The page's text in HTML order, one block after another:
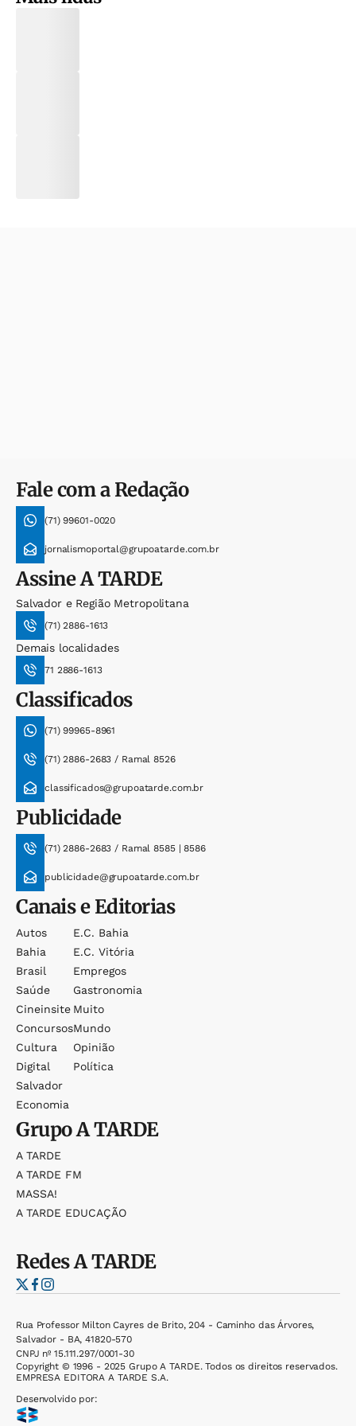
Fale com a Redação
(71) 99601-0020
jornalismoportal@grupoatarde.com.br
AssineA TARDE
Salvador e Região Metropolitana
(71) 2886-1613
Demais localidades
71 2886-1613
Classificados
(71) 99965-8961
(71) 2886-2683 / Ramal 8526
classificados@grupoatarde.com.br
Publicidade
(71) 2886-2683 / Ramal 8585 | 8586
publicidade@grupoatarde.com.br
Canais e Editorias
Autos
Bahia
Brasil
Saúde
Cineinsite
Concursos
Cultura
Digital
Salvador
Economia
E.c. Bahia
E.c. Vitória
Empregos
Gastronomia
Muito
Mundo
Opinião
Política
GrupoA TARDE
A TARDE
A TARDE FM
MASSA!
A TARDE EDUCAÇÃO
RedesA TARDE
Rua Professor Milton Cayres de Brito, 204 - Caminho das Árvores,
Salvador - BA, 41820-570
CNPJ nº 15.111.297/0001-30
Copyright © 1996 - 2025 Grupo A TARDE. Todos os direitos reservados.
EMPRESA EDITORA A TARDE S.A.
Desenvolvido por: